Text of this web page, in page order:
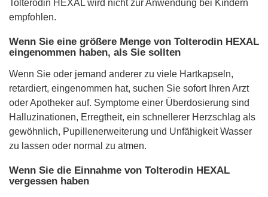
Tolterodin HEXAL wird nicht zur Anwendung bei Kindern
empfohlen.
Wenn Sie eine größere Menge von Tolterodin HEXAL
eingenommen haben, als Sie sollten
Wenn Sie oder jemand anderer zu viele Hartkapseln,
retardiert, eingenommen hat, suchen Sie sofort Ihren Arzt
oder Apotheker auf. Symptome einer Überdosierung sind
Halluzinationen, Erregtheit, ein schnellerer Herzschlag als
gewöhnlich, Pupillenerweiterung und Unfähigkeit Wasser
zu lassen oder normal zu atmen.
Wenn Sie die Einnahme von Tolterodin HEXAL
vergessen haben